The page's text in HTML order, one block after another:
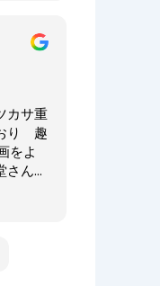
だけま
ま
から当
がと
ミい
す。
でき
くな
サ重
り 趣
をよ
さん
まし
すか
だ